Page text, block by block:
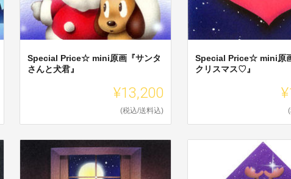
Special Price☆ mini原画『サンタ
さんと犬君』
¥13,200
(税込/送料込)
Special Price☆ mini原
クリスマス♡』